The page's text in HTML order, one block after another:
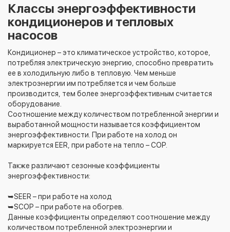
Классы энергоэффективности
кондиционеров и тепловых
насосов
Кондиционер – это климатическое устройство, которое,
потребляя электрическую энергию, способно превратить
ее в холодильную либо в тепловую. Чем меньше
электроэнергии им потребляется и чем больше
производится, тем более энергоэффективным считается
оборудование.
Соотношение между количеством потребленной энергии и
выработанной мощности называется коэффициентом
энергоэффективности. При работе на холод он
маркируется EER, при работе на тепло – COP.
Также различают сезонные коэффициенты
энергоэффективности:
➥SEER – при работе на холод
➥SCOP – при работе на обогрев.
Данные коэффициенты определяют соотношение между
количеством потребленной электроэнергии и